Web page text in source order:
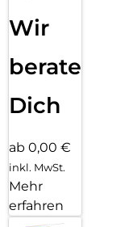
Wir
beraten
Dich
ab 0,00 €
inkl. MwSt.
Mehr
erfahren